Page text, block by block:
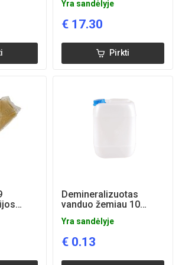
Yra sandėlyje
€ 17.30
Pirkti
Demineralizuotas
vanduo žemiau 10
sistemoms)
Yra sandėlyje
€ 0.13